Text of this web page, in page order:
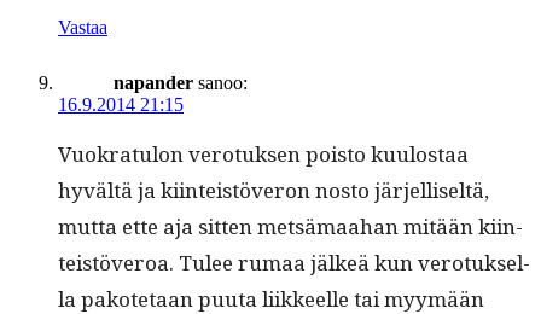
Vastaa
napander sanoo:
16.9.2014 21:15
Vuokrat­u­lon vero­tuk­sen pois­to kuu­lostaa
hyvältä ja kiin­teistöveron nos­to jär­jel­liseltä,
mut­ta ette aja sit­ten met­sä­maa­han mitään kiin­
teistöveroa. Tulee rumaa jälkeä kun vero­tuk­sel­
la pakote­taan puu­ta liik­keelle tai myymään